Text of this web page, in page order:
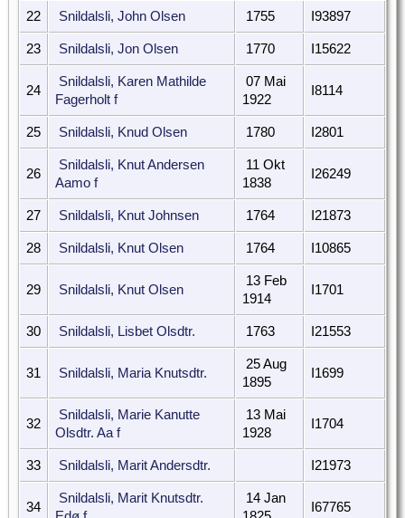
22 Snildalsli, John Olsen 1755 I93897
23 Snildalsli, Jon Olsen 1770 I15622
24
Snildalsli, Karen Mathilde
Fagerholt f
07 Mai
1922
I8114
25 Snildalsli, Knud Olsen 1780 I2801
26
Snildalsli, Knut Andersen
Aamo f
11 Okt
1838
I26249
27 Snildalsli, Knut Johnsen 1764 I21873
28 Snildalsli, Knut Olsen 1764 I10865
29 Snildalsli, Knut Olsen
13 Feb
1914
I1701
30 Snildalsli, Lisbet Olsdtr. 1763 I21553
31 Snildalsli, Maria Knutsdtr.
25 Aug
1895
I1699
32
Snildalsli, Marie Kanutte
Olsdtr. Aa f
13 Mai
1928
I1704
33 Snildalsli, Marit Andersdtr. I21973
34
Snildalsli, Marit Knutsdtr.
14 Jan
I67765